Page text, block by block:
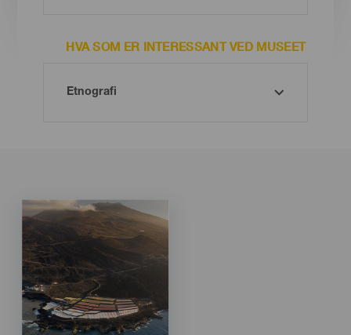
HVA SOM ER INTERESSANT VED MUSEET
Imagen
Listado
Imagen